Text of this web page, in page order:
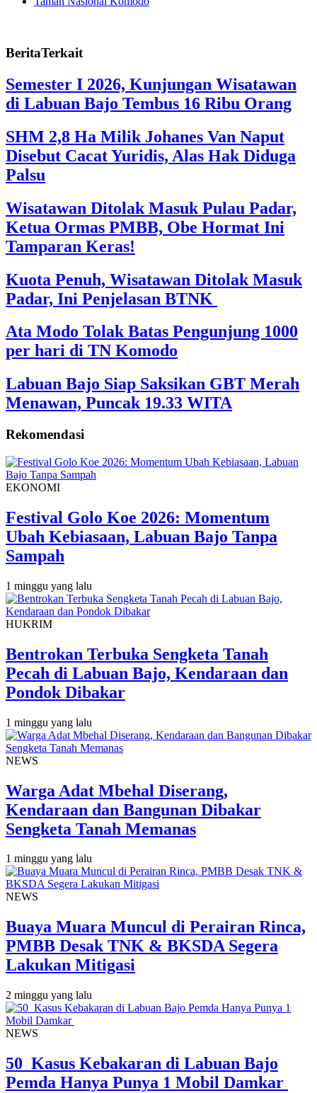
BeritaTerkait
Semester I 2026, Kunjungan Wisatawan
di Labuan Bajo Tembus 16 Ribu Orang
SHM 2,8 Ha Milik Johanes Van Naput
Disebut Cacat Yuridis, Alas Hak Diduga
Palsu
Wisatawan Ditolak Masuk Pulau Padar,
Ketua Ormas PMBB, Obe Hormat Ini
Tamparan Keras!
Kuota Penuh, Wisatawan Ditolak Masuk
Padar, Ini Penjelasan BTNK
Ata Modo Tolak Batas Pengunjung 1000
per hari di TN Komodo
Labuan Bajo Siap Saksikan GBT Merah
Menawan, Puncak 19.33 WITA
Rekomendasi
EKONOMI
Festival Golo Koe 2026: Momentum
Ubah Kebiasaan, Labuan Bajo Tanpa
Sampah
1 minggu yang lalu
HUKRIM
Bentrokan Terbuka Sengketa Tanah
Pecah di Labuan Bajo, Kendaraan dan
Pondok Dibakar
1 minggu yang lalu
NEWS
Warga Adat Mbehal Diserang,
Kendaraan dan Bangunan Dibakar
Sengketa Tanah Memanas
1 minggu yang lalu
NEWS
Buaya Muara Muncul di Perairan Rinca,
PMBB Desak TNK & BKSDA Segera
Lakukan Mitigasi
2 minggu yang lalu
NEWS
50 Kasus Kebakaran di Labuan Bajo
Pemda Hanya Punya 1 Mobil Damkar